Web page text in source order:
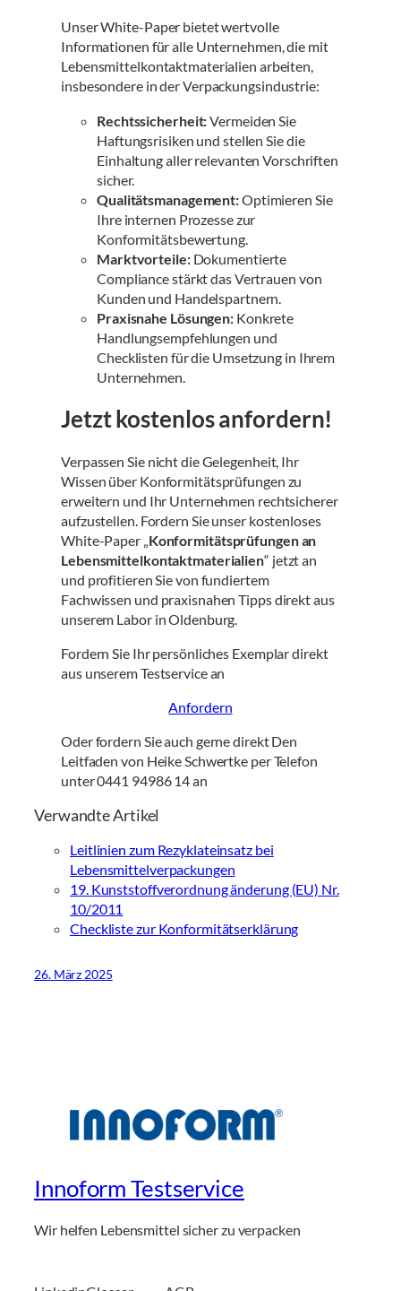
Unser White-Paper bietet wertvolle
Informationen für alle Unternehmen, die mit
Lebensmittelkontaktmaterialien arbeiten,
insbesondere in der Verpackungsindustrie:
Rechtssicherheit:Vermeiden Sie
Haftungsrisiken und stellen Sie die
Einhaltung aller relevanten Vorschriften
sicher.
Qualitätsmanagement:Optimieren Sie
Ihre internen Prozesse zur
Konformitätsbewertung.
Marktvorteile:Dokumentierte
Compliance stärkt das Vertrauen von
Kunden und Handelspartnern.
Praxisnahe Lösungen: Konkrete
Handlungsempfehlungen und
Checklisten für die Umsetzung in Ihrem
Unternehmen.
Jetzt kostenlos anfordern!
Verpassen Sie nicht die Gelegenheit, Ihr
Wissen über Konformitätsprüfungen zu
erweitern und Ihr Unternehmen rechtsicherer
aufzustellen. Fordern Sie unser kostenloses
White-Paper „ Konformitätsprüfungen an
Lebensmittelkontaktmaterialien“ jetzt an
und profitieren Sie von fundiertem
Fachwissen und praxisnahen Tipps direkt aus
unserem Labor in Oldenburg.
Fordern Sie Ihr persönliches Exemplar direkt
aus unserem Testservice an
Anfordern
Oder fordern Sie auch gerne direkt Den
Leitfaden von Heike Schwertke per Telefon
unter 0441 94986 14 an
Verwandte Artikel
Leitlinien zum Rezyklateinsatz bei
Lebensmittelverpackungen
19. Kunststoffverordnung änderung (EU) Nr.
10/2011
Checkliste zur Konformitätserklärung
26. März 2025
Innoform Testservice
Wir helfen Lebensmittel sicher zu verpacken